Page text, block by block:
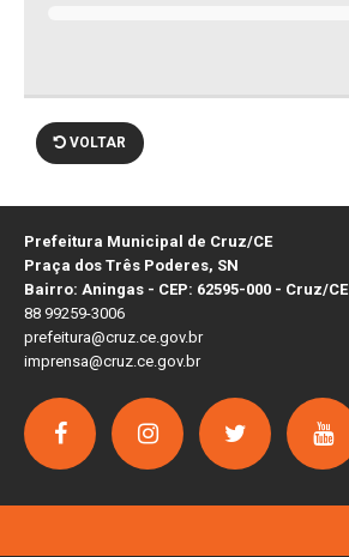
VOLTAR
Prefeitura Municipal de Cruz/CE
Praça dos Três Poderes, SN
Bairro: Aningas - CEP: 62595-000 - Cruz/CE
88 99259-3006
prefeitura@cruz.ce.gov.br
imprensa@cruz.ce.gov.br